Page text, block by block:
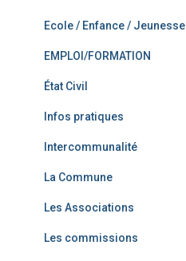
Ecole / Enfance / Jeunesse
EMPLOI/FORMATION
État Civil
Infos pratiques
Intercommunalité
La Commune
Les Associations
Les commissions